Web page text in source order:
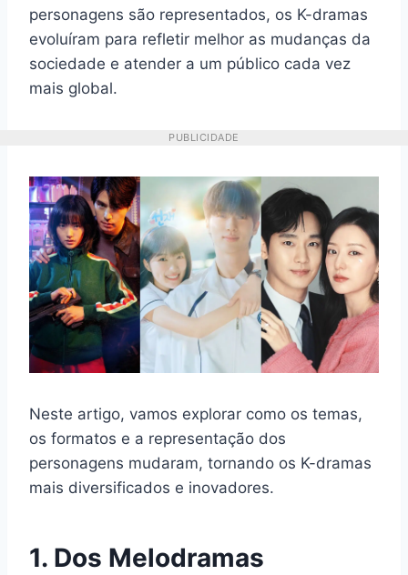
personagens são representados, os K-dramas
evoluíram para refletir melhor as mudanças da
sociedade e atender a um público cada vez
mais global.
PUBLICIDADE
Neste artigo, vamos explorar como os temas,
os formatos e a representação dos
personagens mudaram, tornando os K-dramas
mais diversificados e inovadores.
1. Dos Melodramas